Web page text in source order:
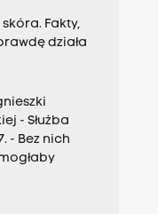
Fakty,
działa
- Służba
- Bez nich